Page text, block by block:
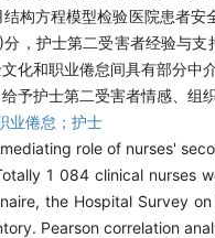
构方程模型检验医院患者
，护士第二受害者经验与
化和职业倦怠间具有部分
予护士第二受害者情感、组
业倦怠；护士
role of nurses'
1 084 clinical nurses
the Hospital Survey
Pearson correlation